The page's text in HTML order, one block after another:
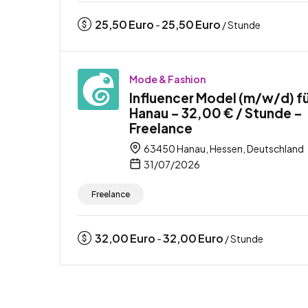
25,50Euro - 25,50Euro / Stunde
Mode & Fashion
Influencer Model (m/w/d)
Hanau – 32,00 € / Stunde –
Freelance
63450 Hanau, Hessen, Deutschland
31/07/2026
Freelance
32,00Euro -32,00Euro / Stunde